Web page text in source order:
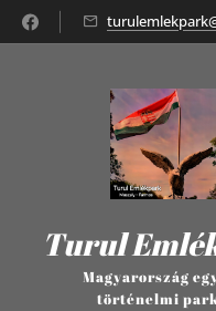
Turul
Magyarország
történelmi